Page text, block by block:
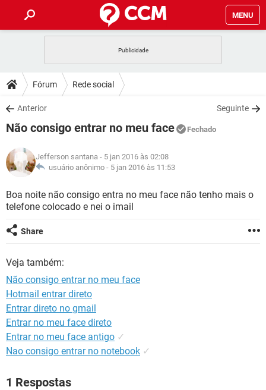
MENU
CELULAR
OUTLOOK
INSTAGRAM GMAIL
GUIA DE COMPRAS
DICAS
JOGOS
INSTAGRAM GMAIL
DOWNLOADS
JOGOS WHATSAPP
CELULAR
OUTLOOK EXCEL
INSTAGRAM GMAIL
GUIA DE COMPRAS
JOGOS WHATSAPP
OUTLOOK EXCEL
GLOSSÁRIO
WHATSAPP
CELULAR
OUTLOOK
GUIA DE COMPRAS
Fórum Rede social
Anterior Seguinte
Não consigo entrar no meu face Fechado
Jefferson santana - 5 jan 2016 às 02:08
usuário anônimo - 5 jan 2016 às 11:53
Boa noite não consigo entra no meu face não tenho mais o
telefone colocado e nei o imail
Share
Veja também:
Não consigo entrar no meu face
Hotmail entrar direto
Entrar direto no gmail
Entrar no meu face direto
Entrar no meu face antigo ✓
Nao consigo entrar no notebook ✓
1 Respostas